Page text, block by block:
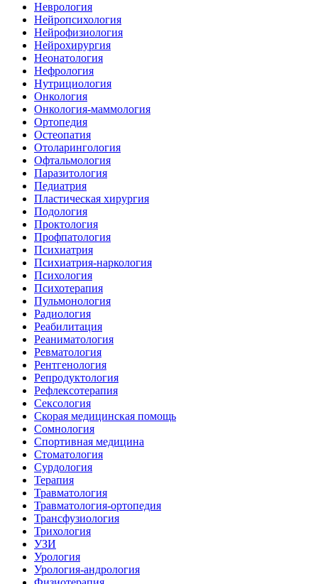
Неврология
Нейропсихология
Нейрофизиология
Нейрохирургия
Неонатология
Нефрология
Нутрициология
Онкология
Онкология-маммология
Ортопедия
Остеопатия
Отоларингология
Офтальмология
Паразитология
Педиатрия
Пластическая хирургия
Подология
Проктология
Профпатология
Психиатрия
Психиатрия-наркология
Психология
Психотерапия
Пульмонология
Радиология
Реабилитация
Реаниматология
Ревматология
Рентгенология
Репродуктология
Рефлексотерапия
Сексология
Скорая медицинская помощь
Сомнология
Спортивная медицина
Стоматология
Сурдология
Терапия
Травматология
Травматология-ортопедия
Трансфузиология
Трихология
УЗИ
Урология
Урология-андрология